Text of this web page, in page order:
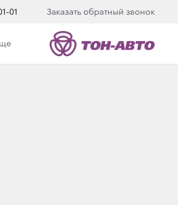
01 Заказать обратный звонок
ДРАЙВ